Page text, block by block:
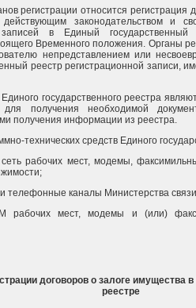
регистрации относится регистрация
законодательством и
записей в Единый
Временного положения. Органы
непредставлением или
реестр регистрационной записи,
государственного реестра
получения необходимой
получения информации из реестра.
технических средств Единого
рабочих мест, модемы,
телефонные каналы Министерства
рабочих мест, модемы и (или)
договоров о залоге имущества
реестре